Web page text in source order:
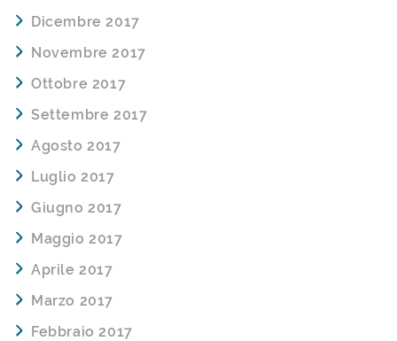
Dicembre 2017
Novembre 2017
Ottobre 2017
Settembre 2017
Agosto 2017
Luglio 2017
Giugno 2017
Maggio 2017
Aprile 2017
Marzo 2017
Febbraio 2017